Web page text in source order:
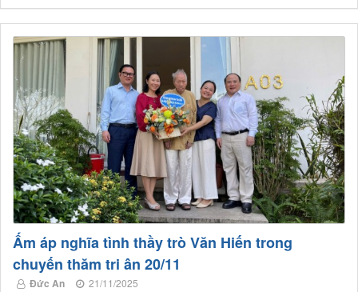
Ấm áp nghĩa tình thầy trò Văn Hiến trong
chuyến thăm tri ân 20/11
Đức An 21/11/2025